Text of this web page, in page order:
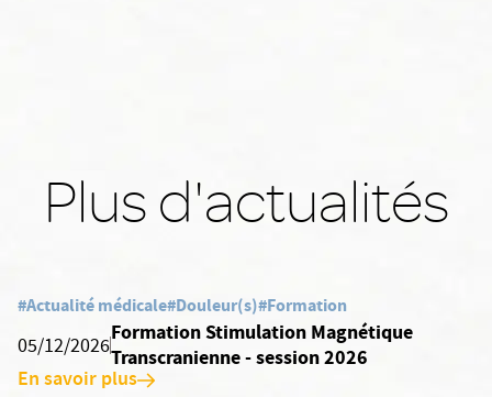
Plus d'actualités
#Actualité médicale#Douleur(s)#Formation
05/12/2026
Formation Stimulation Magnétique
Transcranienne - session 2026
En savoir plus